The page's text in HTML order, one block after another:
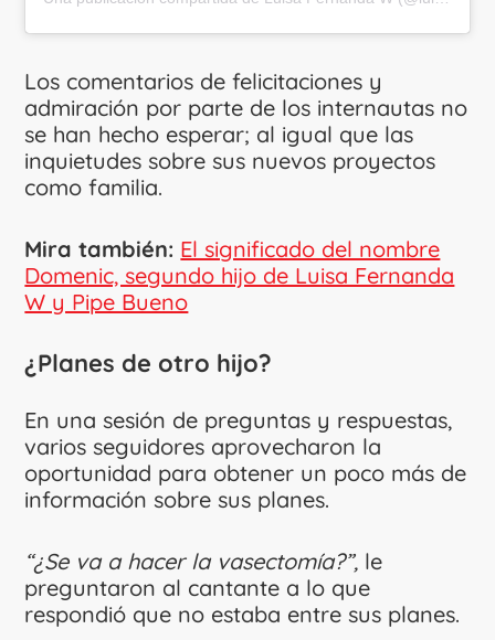
Los comentarios de felicitaciones y
admiración por parte de los internautas no
se han hecho esperar; al igual que las
inquietudes sobre sus nuevos proyectos
como familia.
Mira también: El significado del nombre
Domenic, segundo hijo de Luisa Fernanda
W y Pipe Bueno
¿Planes de otro hijo?
En una sesión de preguntas y respuestas,
varios seguidores aprovecharon la
oportunidad para obtener un poco más de
información sobre sus planes.
“¿Se va a hacer la vasectomía?”, le
preguntaron al cantante a lo que
respondió que no estaba entre sus planes.